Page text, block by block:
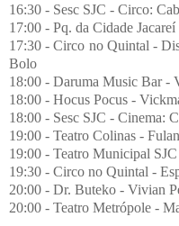
16:30 - Sesc SJC - Circo:
17:00 - Pq. da Cidade
17:30 - Circo no Quintal -
Bolo
18:00 - Daruma Music Bar -
18:00 - Hocus Pocus -
18:00 - Sesc SJC - Cinema:
19:00 - Teatro Colinas -
19:00 - Teatro Municipal
19:30 - Circo no Quintal -
20:00 - Dr. Buteko - Vivian
20:00 - Teatro Metrópole -